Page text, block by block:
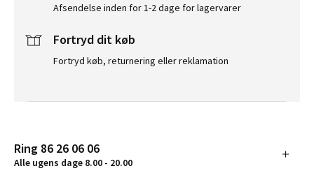
Afsendelse inden for 1-2 dage for lagervarer
Fortryd dit køb
Fortryd køb, returnering eller reklamation
Ring 86 26 06 06
Alle ugens dage 8.00 - 20.00